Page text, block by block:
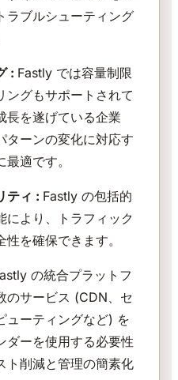
ラブルシューティング
: Fastly では容量制限
ングもサポートされて
長を遂げている企業
ターンの変化に対応す
適です。
ティ : Fastly の包括的
により、トラフィック
性を確保できます。
の統合プラットフ
のサービス (CDN、セ
ューティングなど) を
ダーを使用する必要性
ト削減と管理の簡素化